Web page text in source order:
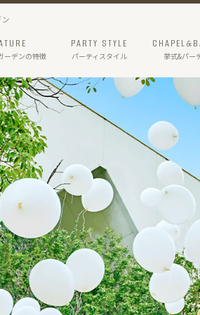
ーデンの特徴
PARTY STYLE
パーティスタイル 挙式&パー